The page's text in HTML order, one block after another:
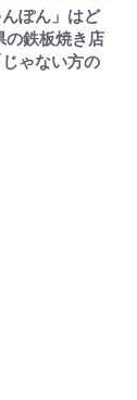
ぽん」はど
の鉄板焼き店
ゃない方の